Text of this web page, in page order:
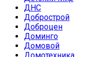
ДНС
Добрострой
Доброцен
Доминго
Домовой